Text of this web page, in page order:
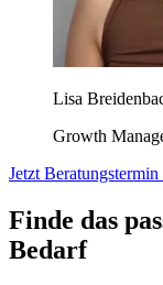
Lisa
Growth
Jetzt Beratungstermin
Finde das
Bedarf